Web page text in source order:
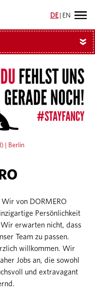
DE EN
»
| Berlin
von DORMERO
Persönlichkeit
erwarten nicht, dass
Team zu passen.
willkommen. Wir
Jobs an, die sowohl
und extravagant